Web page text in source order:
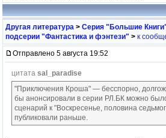
Другая литература > Серия "Большие
подсерии "Фантастика и фэнтези" > к
Отправлено 5 августа 19:52
цитата sal_paradise
"Приключения Кроша" — бесспорно,
бы анонсировали в серии РЛ.БК можно
сценарий к "Воскресенье, половина
публиковали раньше.